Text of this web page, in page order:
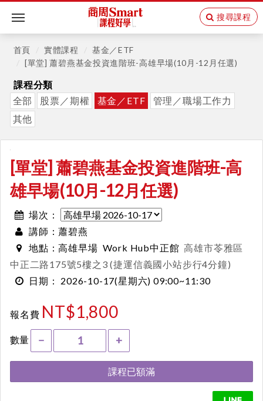
Toggle
navigation
搜尋課程
首頁 實體課程
基金／ETF
[單堂] 蕭碧燕基金投資進階班-高雄早場(10月-12月任選)
課程分類
全部
股票／期權 基金／ETF
管理／職場工作力
其他
[單堂] 蕭碧燕基金投資進階班-高
雄早場(10月-12月任選)
場次：
講師：蕭碧燕
地點：高雄早場 Work Hub中正館 高雄市苓雅區
中正二路175號5樓之3 (捷運信義國小站步行4分鐘)
日期： 2026-10-17(星期六)09:00~11:30
報名費 NT$1,800
數量 − +
課程已額滿